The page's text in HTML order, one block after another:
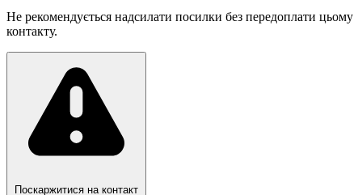
Не рекомендується надсилати посилки без передоплати цьому
контакту.
Поскаржитися на контакт